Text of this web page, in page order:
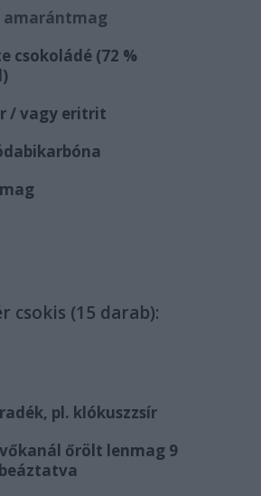
csokoládé (72 %
/ vagy eritrit
csokis (15 darab):
pl. klókuszzsír
őrölt lenmag 9